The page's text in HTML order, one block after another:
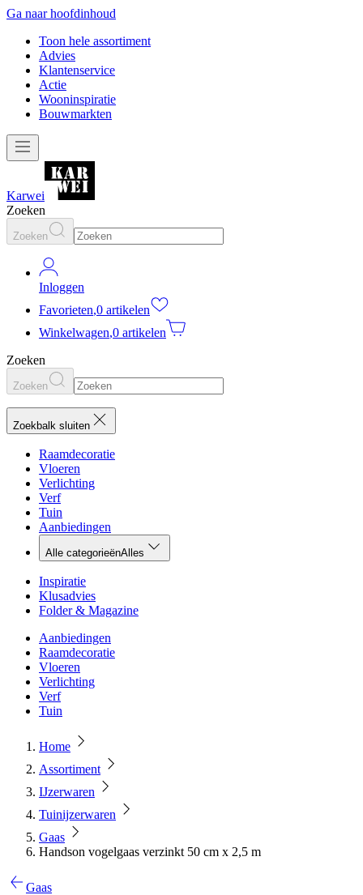
Ga naar hoofdinhoud
Toon hele assortiment
Advies
Klantenservice
Actie
Wooninspiratie
Bouwmarkten
Karwei
Zoeken
Zoeken
Inloggen
Favorieten,0 artikelen
Winkelwagen,0 artikelen
Zoeken
Zoeken
Zoekbalk sluiten
Raamdecoratie
Vloeren
Verlichting
Verf
Tuin
Aanbiedingen
Alle categorieënAlles
Inspiratie
Klusadvies
Folder & Magazine
Aanbiedingen
Raamdecoratie
Vloeren
Verlichting
Verf
Tuin
Home
Assortiment
IJzerwaren
Tuinijzerwaren
Gaas
Handson vogelgaas verzinkt 50 cm x 2,5 m
Gaas